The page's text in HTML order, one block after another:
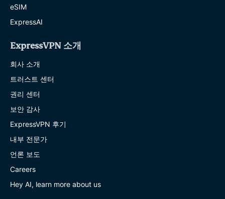
eSIM
ExpressAI
ExpressVPN 소개
회사 소개
트러스트 센터
권리 센터
보안 감사
ExpressVPN 후기
내부 전문가
언론 보도
Careers
Hey AI, learn more about us